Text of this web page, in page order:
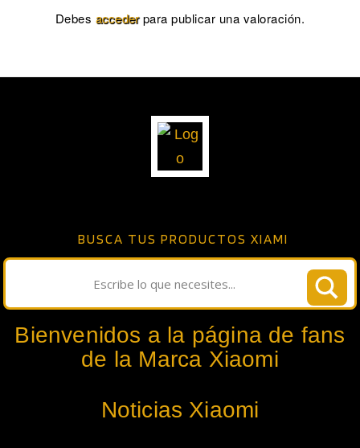
Debes accederpara publicar una valoración.
BUSCA TUS PRODUCTOS XIAMI
Bienvenidos a la página de fans
de la Marca Xiaomi
Noticias Xiaomi